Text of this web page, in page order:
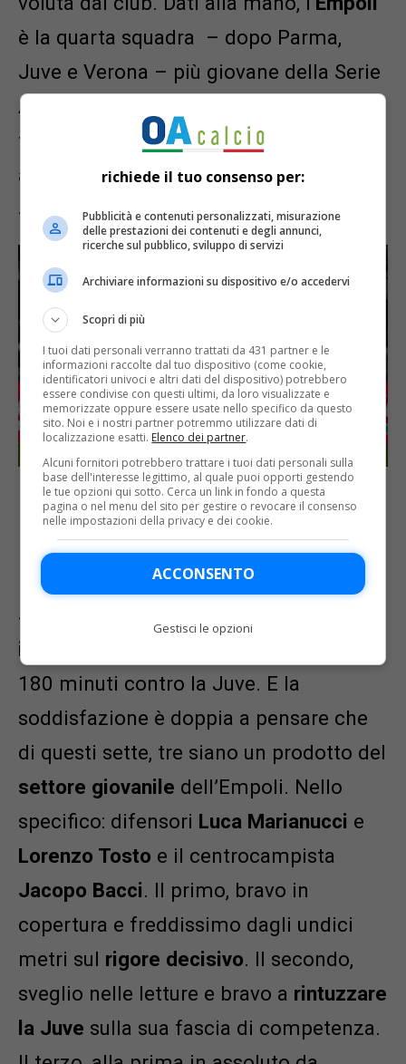
è la quarta squadra
– dopo Parma,
Juve e Verona – più giovane della Serie
A. E la dimostrazione di quanto il club
toscano sia una fucina di talenti è
arrivata proprio nella notte dello
Stadium.
L’esultanza dopo la vittoria contro lo Juve (Lapresse)
Due 2006, un 2005, due 2004, due 2002.
Sommati:
i 23 anni di età
180 minuti contro la Juve. E la
soddisfazione è doppia a pensare che
di questi sette, tre siano un prodotto del
settore giovanile dell’Empoli. Nello
specifico: difensori Luca Marianucci e
Lorenzo Tosto e il centrocampista
Jacopo Bacci. Il primo, bravo in
copertura e freddissimo dagli undici
metri sul rigore decisivo. Il secondo,
sveglio nelle letture e bravo a rintuzzare
la Juve sulla sua fascia di competenza.
richiede il tuo consenso per:
Pubblicità e contenuti personalizzati, misurazione
delle prestazioni dei contenuti e degli annunci,
ricerche sul pubblico, sviluppo di servizi
Archiviare informazioni su dispositivo e/o accedervi
Scopri di più
I tuoi dati personali verranno trattati da 431 partner e le
informazioni raccolte dal tuo dispositivo (come cookie,
identificatori univoci e altri dati del dispositivo) potrebbero
essere condivise con questi ultimi, da loro visualizzate e
memorizzate oppure essere usate nello specifico da questo
sito. Noi e i nostri partner potremmo utilizzare dati di
localizzazione esatti. Elenco dei partner.
Alcuni fornitori potrebbero trattare i tuoi dati personali sulla
base dell'interesse legittimo, al quale puoi opporti gestendo
le tue opzioni qui sotto. Cerca un link in fondo a questa
pagina o nel menu del sito per gestire o revocare il consenso
nelle impostazioni della privacy e dei cookie.
ACCONSENTO
Gestisci le opzioni